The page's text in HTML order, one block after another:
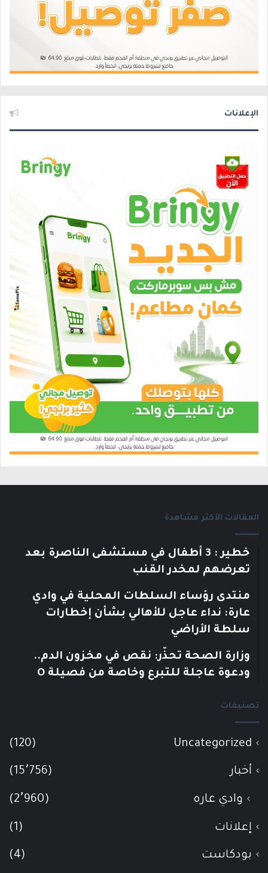
الإعلانات
المقالات الأكثر مشاهدة
خطير : 3 أطفال في مستشفى الناصرة بعد
تعرضهم لمخدر القنب
منتدى رؤساء السلطات المحلية في وادي
عارة: نداء عاجل للأهالي بشأن إخطارات
سلطة الأراضي
وزارة الصحة تحذّر: نقص في مخزون الدم..
ودعوة عاجلة للتبرع وخاصة من فصيلة O
تصنيفات
Uncategorized
(120)
أخبار (15٬756)
وادي عاره (2٬960)
إعلانات (1)
بودكاست (4)